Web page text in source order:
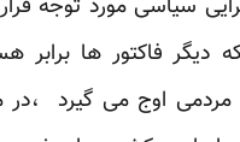
سیاسی مورد توجه
دیگر فاکتور ها برابر
مردمی اوج می گیرد